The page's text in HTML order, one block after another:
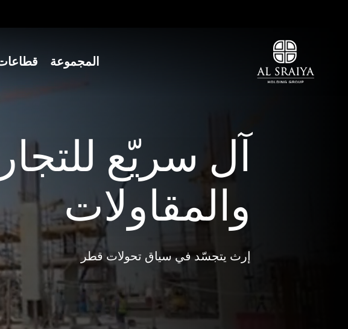
المجموعة
آل سريّع
والمقاولات
إرث يتجسّد في سياق تحولات قطر